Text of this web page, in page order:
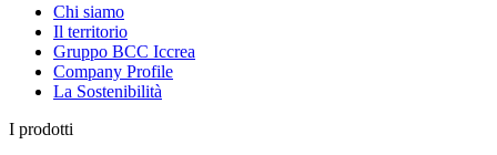
Chi siamo
Il territorio
Gruppo BCC Iccrea
Company Profile
La Sostenibilità
I prodotti